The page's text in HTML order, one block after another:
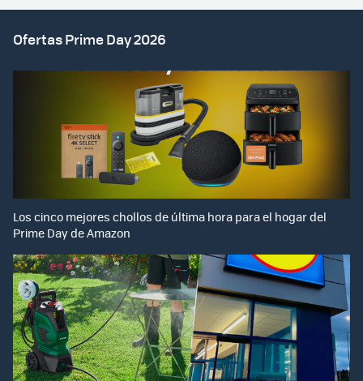
Ofertas Prime Day 2026
Los cinco mejores chollos de última hora para el hogar del
Prime Day de Amazon